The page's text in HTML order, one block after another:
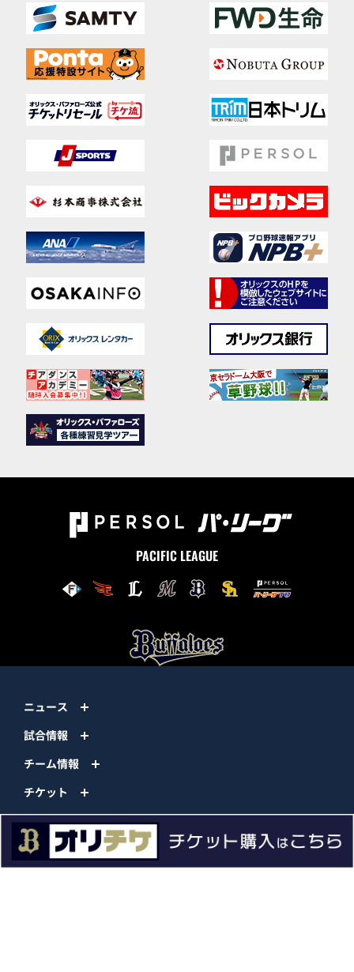
PACIFIC LEAGUE
ニュース
試合情報
チーム情報
チケット
イベント
ファンクラブ